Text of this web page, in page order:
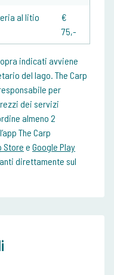
al litio
€
75,-
indicati avviene
del lago. The Carp
per
dei servizi
almeno 2
The Carp
Store e Google Play
direttamente sul